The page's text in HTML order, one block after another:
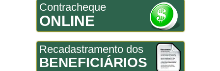
Contracheque
ONLINE
Recadastramento dos
BENEFICIÁRIOS